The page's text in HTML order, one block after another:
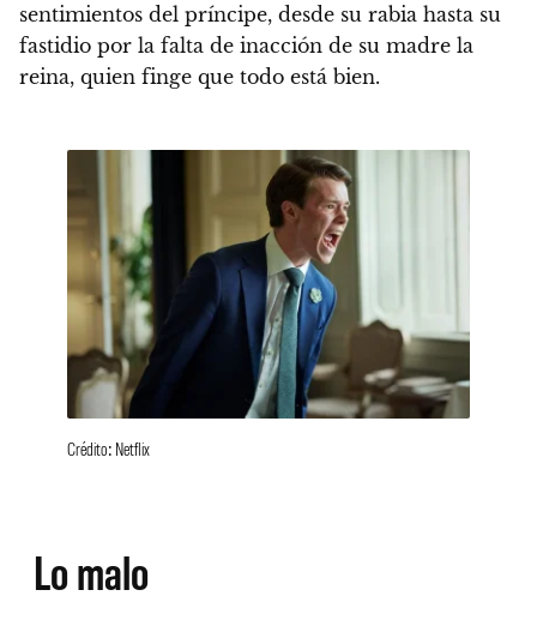
sentimientos del príncipe, desde su rabia hasta su
fastidio por la falta de inacción de su madre la
reina, quien finge que todo está bien.
Crédito: Netflix
Lo malo